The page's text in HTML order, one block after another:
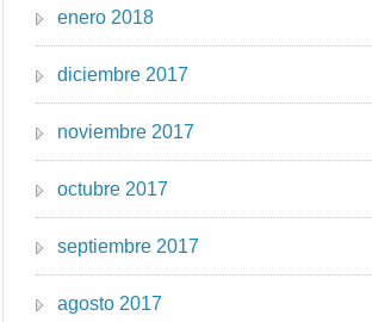
enero 2018
diciembre 2017
noviembre 2017
octubre 2017
septiembre 2017
agosto 2017